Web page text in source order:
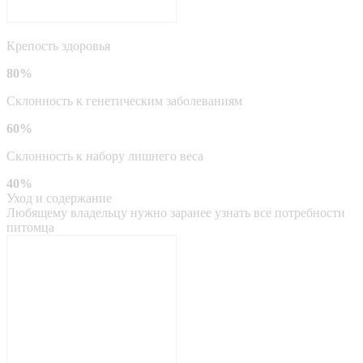
Крепость здоровья
80%
Склонность к генетическим заболеваниям
60%
Склонность к набору лишнего веса
40%
Уход и содержание
Любящему владельцу нужно заранее узнать все потребности
питомца